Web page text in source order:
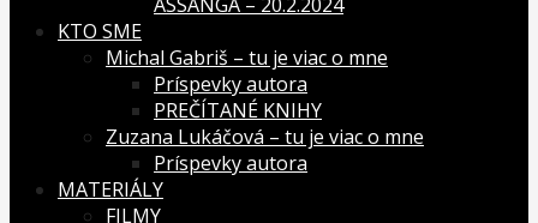
KTO SME
Michal Gabriš – tu je viac o mne
Príspevky autora
PREČÍTANÉ KNIHY
Zuzana Lukáčová – tu je viac o mne
Príspevky autora
MATERIÁLY
FILMY